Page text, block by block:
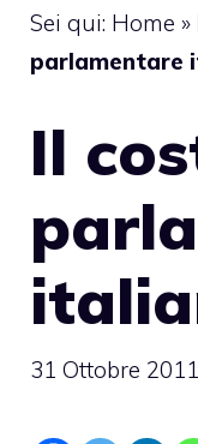
Sei qui: Home »
parlamentare
Il
31 Ottobre 2011